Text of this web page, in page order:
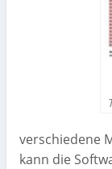
verschiedene
kann die